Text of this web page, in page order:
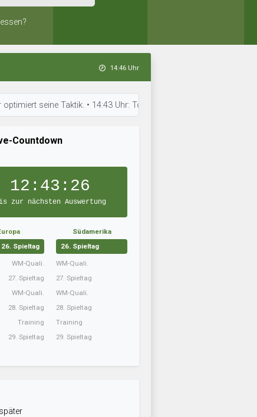
14:46 Uhr
seine Taktik. • 14:43 Uhr: Torfabrik Bratislava hat sein Team
Countdown
12:43:25
zur nächsten Auswertung
26. Spieltag
WM-Quali.
27. Spieltag
WM-Quali.
28. Spieltag
Training
29. Spieltag
Südamerika
26. Spieltag
WM-Quali.
27. Spieltag
WM-Quali.
28. Spieltag
Training
29. Spieltag